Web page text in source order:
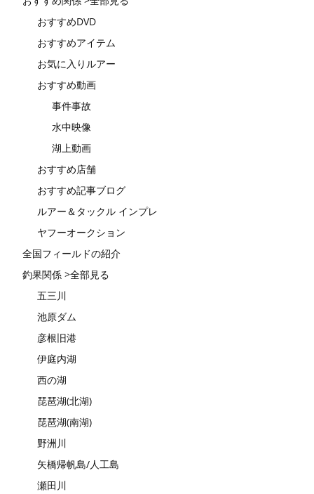
おすすめDVD
おすすめアイテム
お気に入りルアー
おすすめ動画
事件事故
水中映像
湖上動画
おすすめ店舗
おすすめ記事ブログ
ルアー＆タックル インプレ
ヤフーオークション
全国フィールドの紹介
釣果関係 >全部見る
五三川
池原ダム
彦根旧港
伊庭内湖
西の湖
琵琶湖(北湖)
琵琶湖(南湖)
野洲川
矢橋帰帆島/人工島
瀬田川